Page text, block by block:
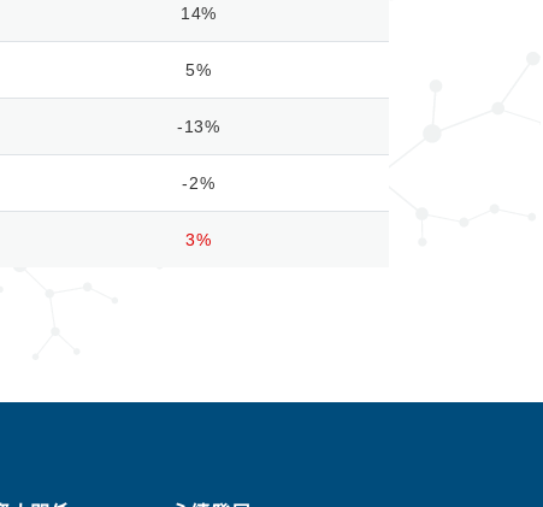
14%
5%
-13%
-2%
3%